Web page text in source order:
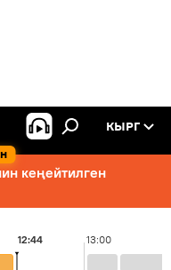
КЫРГ
кеңейтилген
13:00
12:44